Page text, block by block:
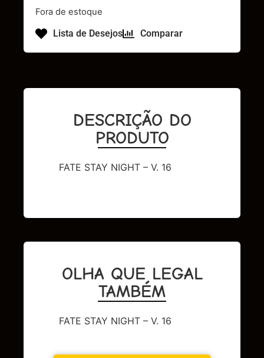
Fora de estoque
Lista de Desejos Comparar
DESCRIÇÃO DO
PRODUTO
FATE STAY NIGHT – V. 16
OLHA QUE LEGAL
TAMBÉM
FATE STAY NIGHT – V. 16